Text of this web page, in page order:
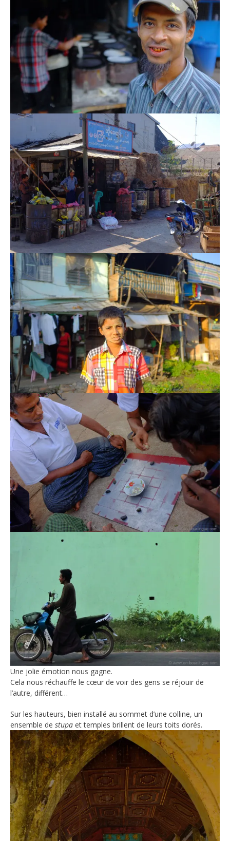
Une jolie émotion nous gagne.
Cela nous réchauffe le cœur de voir des gens se réjouir de
l’autre, différent…
Sur les hauteurs, bien installé au sommet d’une colline, un
ensemble de stupa et temples brillent de leurs toits dorés.